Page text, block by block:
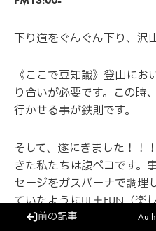
下り道をぐんぐん下り、沢
《ここで豆知識》登山にお
り合いが必要です。この時
行かせる事が鉄則です。
そして、遂にきました！！
きた私たちは腹ペコです。
セージをガスバーナで調理
ていたようにUL＋FUN（楽
回のお食事タイムをすごく
LOOK mag.
前の記事